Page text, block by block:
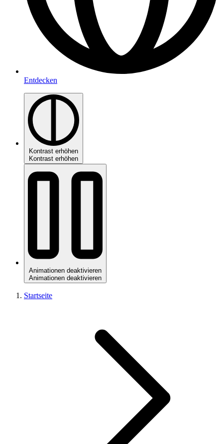
Entdecken
Kontrast erhöhen
Kontrast erhöhen
Animationen deaktivieren
Animationen deaktivieren
Startseite